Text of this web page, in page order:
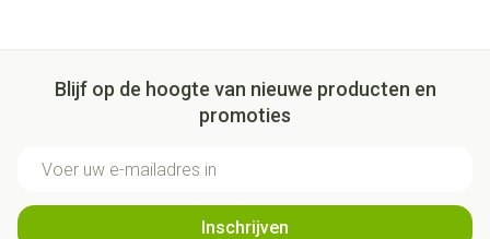
Blijf op de hoogte van nieuwe producten en
promoties
Inschrijven